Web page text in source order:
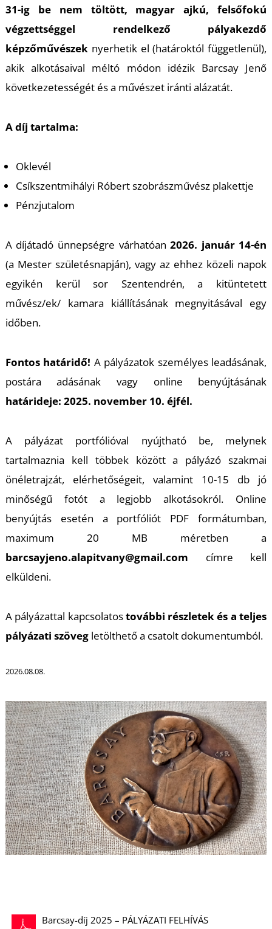
Barcsay-díj 2025 – PÁLYÁZATI FELHÍVÁS
31-ig be nem töltött, magyar ajkú, felsőfokú
végzettséggel rendelkező pályakezdő
képzőművészeknyerhetik el (határoktól függetlenül),
akik alkotásaival méltó módon idézik Barcsay Jenő
következetességét és a művészet iránti alázatát.
A díj tartalma:
Oklevél
Csíkszentmihályi Róbert szobrászművész plakettje
Pénzjutalom
A díjátadó ünnepségre várhatóan2026. január 14-én
(a Mester születésnapján), vagy az ehhez közeli napok
egyikén kerül sor Szentendrén, a kitüntetett
művész/ek/ kamara kiállításának megnyitásával egy
időben.
Fontos határidő! A pályázatok személyes leadásának,
postára adásának vagy online benyújtásának
határideje: 2025. november 10. éjfél.
A pályázat portfólióval nyújtható be, melynek
tartalmaznia kell többek között a pályázó szakmai
önéletrajzát, elérhetőségeit, valamint 10-15 db jó
minőségű fotót a legjobb alkotásokról. Online
benyújtás esetén a portfóliót PDF formátumban,
maximum 20 MB méretben a
barcsayjeno.alapitvany@gmail.com címre kell
elküldeni.
A pályázattal kapcsolatostovábbi részletek és a teljes
pályázati szövegletölthető a csatolt dokumentumból.
2026.08.08.